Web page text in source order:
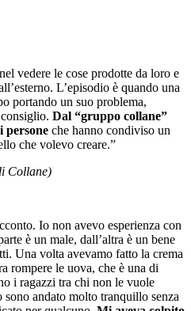
vedere le cose prodotte da loro e
L’episodio è quando una
portando un suo problema,
Dal “gruppo collane”
persone che hanno condiviso un
che volevo creare.”
Collane)
Io non avevo esperienza con
è un male, dall’altra è un bene
Una volta avevamo fatto la crema
rompere le uova, che è una di
i ragazzi tra chi non le vuole
andato molto tranquillo senza